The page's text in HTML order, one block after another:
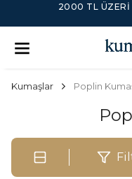
Kumaşlar Poplin